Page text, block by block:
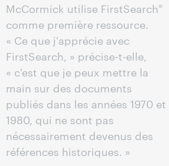
McCormick utilise FirstSearch®
comme première ressource.
« Ce que j'apprécie avec
FirstSearch, » précise-t-elle,
« c'est que je peux mettre la
main sur des documents
publiés dans les années 1970 et
1980, qui ne sont pas
nécessairement devenus des
références historiques. »